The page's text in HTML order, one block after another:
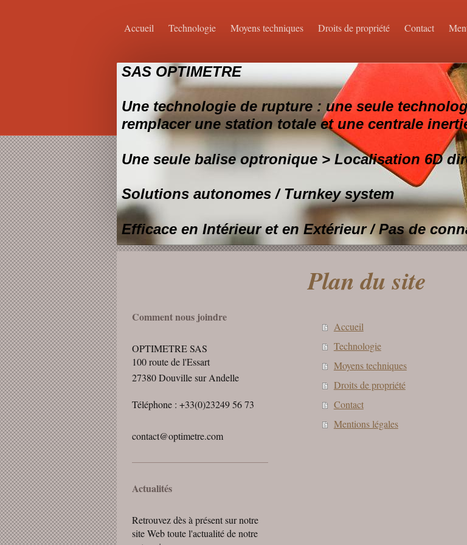
Accueil Technologie Moyens techniques Droits de propriété Contact
SAS OPTIMETRE
Une technologie de rupture : une seule
remplacer une station totale et une centrale
Une seule balise optronique > Localisation 6D
Solutions autonomes / Turnkey system
Efficace en Intérieur et en Extérieur / Pas de
Plan du site
Accueil
Technologie
Moyens techniques
Droits de propriété
Contact
Mentions légales
Comment nous joindre
OPTIMETRE SAS
100route de l'Essart
27380Douville sur Andelle
Téléphone : +33(0)23249 56 73
contact@optimetre.com
Actualités
Retrouvez dès à présent sur notre
site Web toute l'actualité de notre